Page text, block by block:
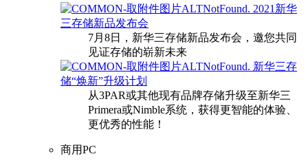
2021新华
三存储新品发布会
7月8日，新华三存储新品发布会，邀您共同
见证存储的崭新未来
新华三存
储“焕新”升级计划
从3PAR或其他现有品牌存储升级至新华三
Primera或Nimble系统，获得更智能的体验、
更优秀的性能！
商用PC